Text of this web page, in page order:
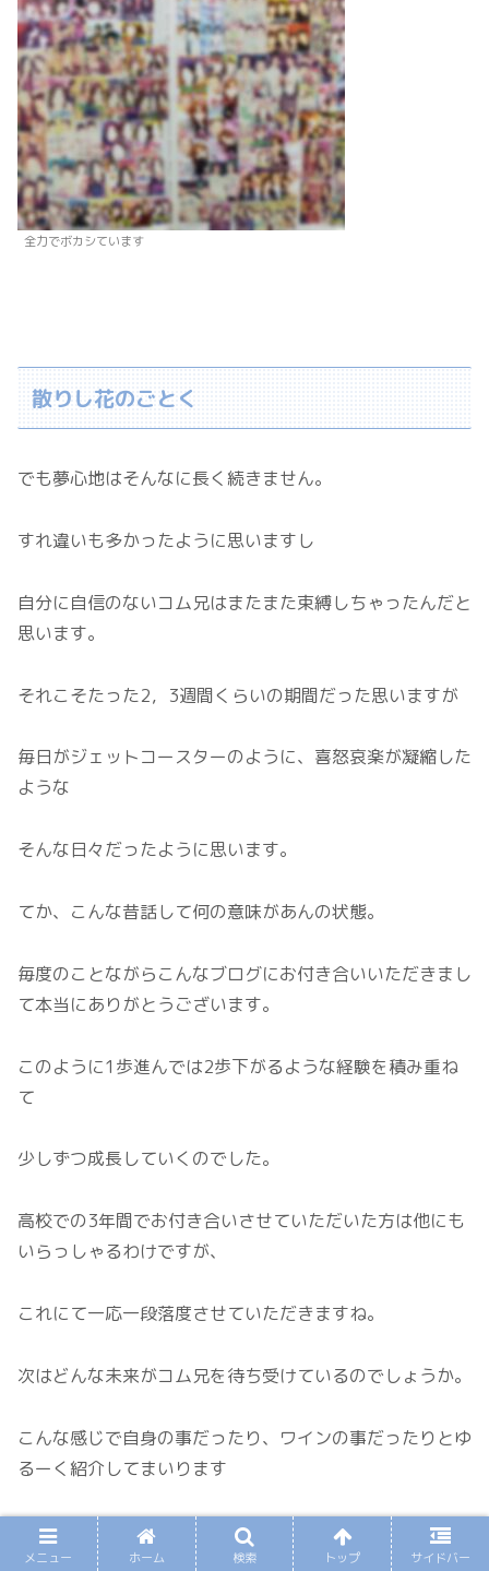
全力でボカシています
散りし花のごとく
でも夢心地はそんなに長く続きません。
すれ違いも多かったように思いますし
自分に自信のないコム兄はまたまた束縛しちゃったんだと
思います。
それこそたった2，3週間くらいの期間だった思いますが
毎日がジェットコースターのように、喜怒哀楽が凝縮した
ような
そんな日々だったように思います。
てか、こんな昔話して何の意味があんの状態。
毎度のことながらこんなブログにお付き合いいただきまし
て本当にありがとうございます。
このように1歩進んでは2歩下がるような経験を積み重ね
て
少しずつ成長していくのでした。
高校での3年間でお付き合いさせていただいた方は他にも
いらっしゃるわけですが、
これにて一応一段落度させていただきますね。
次はどんな未来がコム兄を待ち受けているのでしょうか。
こんな感じで自身の事だったり、ワインの事だったりとゆ
るーく紹介してまいります
皆さんの大切な時間を奪うのは大変申し訳ありませんので
メニュー ホーム 検索 トップ サイドバー